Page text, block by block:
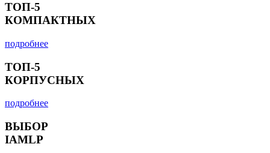
ТОП-5
КОМПАКТНЫХ
подробнее
ТОП-5
КОРПУСНЫХ
подробнее
ВЫБОР
IAMLP